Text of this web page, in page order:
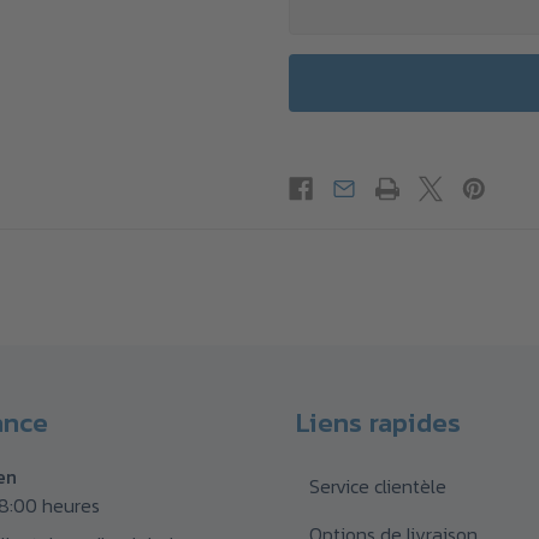
heures
Liens rapides
Service clientèle